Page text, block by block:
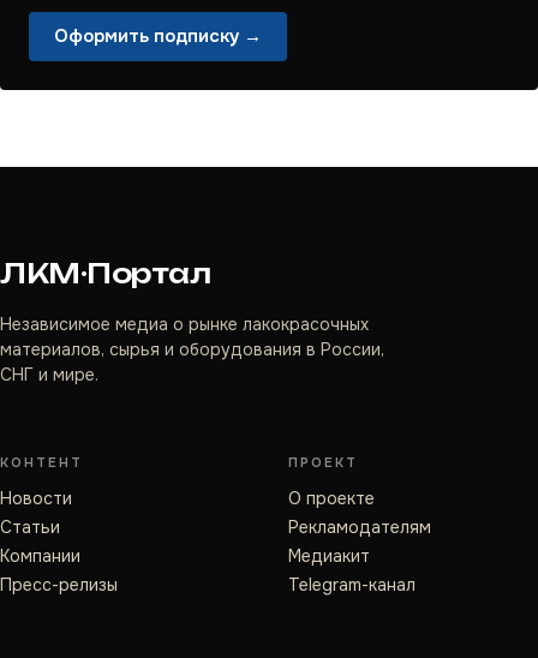
Оформить подписку →
ЛКМ·Портал
Независимое медиа о рынке лакокрасочных
материалов, сырья и оборудования в России,
СНГ и мире.
КОНТЕНТ
Новости
Статьи
Компании
Пресс-релизы
ПРОЕКТ
О проекте
Рекламодателям
Медиакит
Telegram-канал